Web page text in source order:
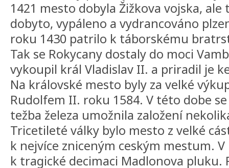
1421 mesto dobyla Žižkova vojska,
dobyto, vypáleno a vydrancováno
roku 1430 patrilo k táborskému
Tak se Rokycany dostaly do moci
vykoupil král Vladislav II. a priradil je
Na královské mesto byly za velké
Rudolfem II. roku 1584. V této dobe
težba železa umožnila založení
Tricetileté války bylo mesto z velké
k nejvíce zniceným ceským mestum. V
k tragické decimaci Madlonova pluku.